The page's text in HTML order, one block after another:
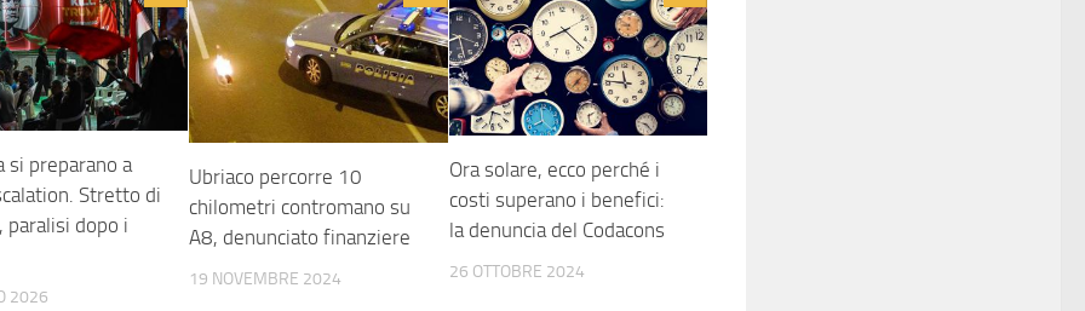
si preparano a
Stretto di
paralisi dopo i
2026
Ubriaco percorre 10
chilometri contromano su
A8, denunciato finanziere
19 NOVEMBRE 2024
Ora solare, ecco perché i
costi superano i benefici:
la denuncia del Codacons
26 OTTOBRE 2024